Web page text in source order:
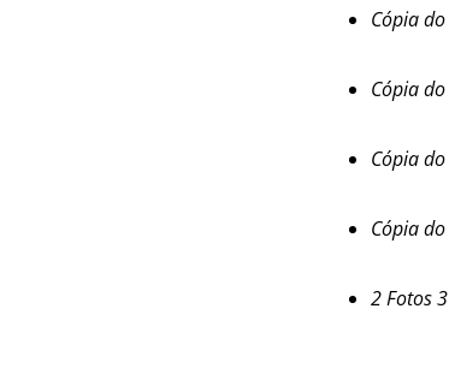
Cópia do
Cópia do
Cópia
Cópia
2 Fotos